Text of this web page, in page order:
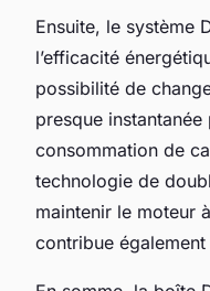
Ensuite, le système
l’efficacité
possibilité de
presque
consommation de
technologie de
maintenir le moteur
contribue